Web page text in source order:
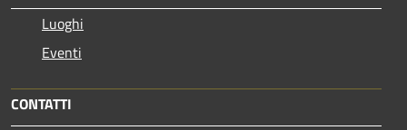
Luoghi
Eventi
CONTATTI